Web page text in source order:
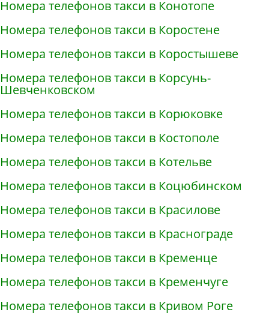
Номера телефонов такси в Конотопе
Номера телефонов такси в Коростене
Номера телефонов такси в Коростышеве
Номера телефонов такси в Корсунь-
Шевченковском
Номера телефонов такси в Корюковке
Номера телефонов такси в Костополе
Номера телефонов такси в Котельве
Номера телефонов такси в Коцюбинском
Номера телефонов такси в Красилове
Номера телефонов такси в Краснограде
Номера телефонов такси в Кременце
Номера телефонов такси в Кременчуге
Номера телефонов такси в Кривом Роге